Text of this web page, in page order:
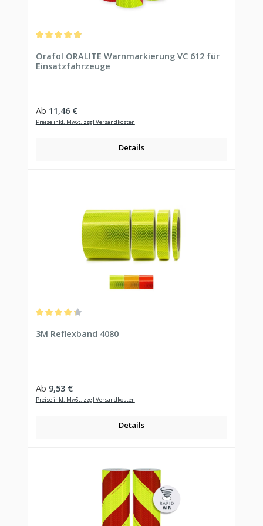
Orafol ORALITE Warnmarkierung VC 612 für
Einsatzfahrzeuge
Regulärer Preis:
Ab 11,46 €
Preise inkl. MwSt. zzgl Versandkosten
Details
3M Reflexband 4080
Regulärer Preis:
Ab 9,53 €
Preise inkl. MwSt. zzgl Versandkosten
Details